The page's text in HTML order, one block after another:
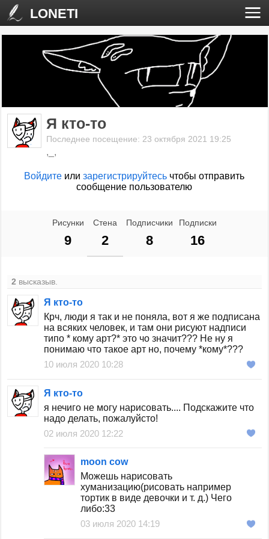
LONETI
Я кто-то
Последнее посещение: 23 октября 2021 19:25
,_,
Войдите илизарегистрируйтесь чтобы отправить
сообщение пользователю
Рисунки
9
Стена
2
Подписчики
8
Подписки
16
2 высказыв.
Я кто-то
Крч, люди я так и не поняла, вот я же подписана
на всяких человек, и там они рисуют надписи
типо * кому арт?* это чо значит??? Не ну я
понимаю что такое арт но, почему *кому*???
10 июля 2020 10:28
Я кто-то
я нечиго не могу нарисовать.... Подскажите что
надо делать, пожалуйсто!
02 июля 2020 12:22
moon cow
Можешь нарисовать
хуманизацию(рисовать например
тортик в виде девочки и т. д.) Чего
либо:33
03 июля 2020 14:19